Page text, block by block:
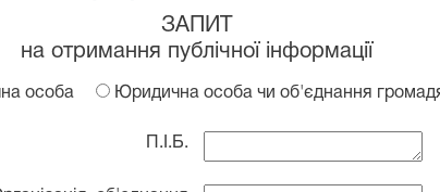
ЗАПИТ
на отримання публічної інформації
особа Юридична особа чи об'єднання
П.І.Б.